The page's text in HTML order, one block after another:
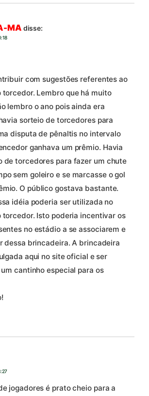
MA disse:
com sugestões referentes ao
torcedor. Lembro que há muito
lembro o ano pois ainda era
sorteio de torcedores para
disputa de pênaltis no intervalo
ganhava um prêmio. Havia
de torcedores para fazer um chute
sem goleiro e se marcasse o gol
O público gostava bastante.
idéia poderia ser utilizada no
torcedor. Isto poderia incentivar os
no estádio a se associarem e
dessa brincadeira. A brincadeira
aqui no site oficial e ser
cantinho especial para os
jogadores é prato cheio para a